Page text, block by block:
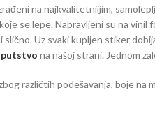
na najkvalitetniijim,
se lepe. Napravljeni su na vinil
slično. Uz svaki kupljen stiker
na našoj strani. Jednom
različtih podešavanja, boje